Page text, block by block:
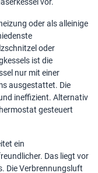
oder als alleinige
oder
ist die
nur mit einer
ausgestattet. Die
ineffizient. Alternativ
gesteuert
ein
Das liegt vor
Die Verbrennungsluft